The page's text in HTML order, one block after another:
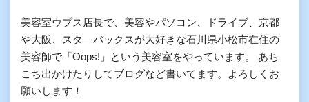
美容室ウプス店長で、美容やパソコン、ドライブ、京都
や大阪、スタ―バックスが大好きな石川県小松市在住の
美容師で「Oops!」という美容室をやっています。 あち
こち出かけたりしてブログなど書いてます。よろしくお
願いします！